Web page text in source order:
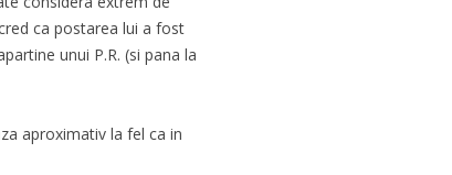
ca postarea lui a fost
unui P.R. (si pana la
aproximativ la fel ca in